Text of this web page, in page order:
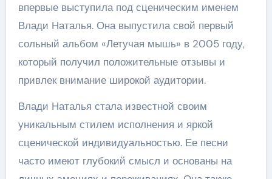
впервые выступила под сценическим именем
Влади Наталья. Она выпустила свой первый
сольный альбом «Летучая мышь» в 2005 году,
который получил положительные отзывы и
привлек внимание широкой аудитории.
Влади Наталья стала известной своим
уникальным стилем исполнения и яркой
сценической индивидуальностью. Ее песни
часто имеют глубокий смысл и основаны на